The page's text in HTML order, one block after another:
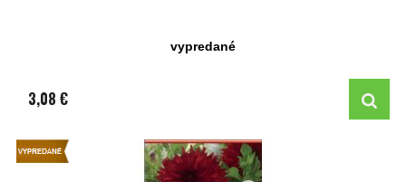
vypredané
3,08 €